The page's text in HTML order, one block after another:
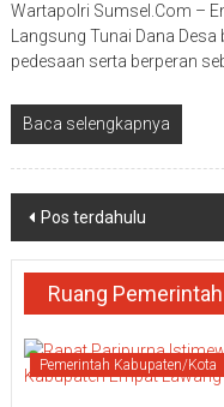
Wartapolri Sumsel.Com –
Langsung Tunai Dana
pedesaan serta berperan
Baca selengkapnya
Navigasi
pos
Pos terdahulu
Ruang Pemerintah
Pemerintah Kabupaten/Kota